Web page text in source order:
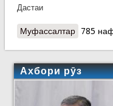
Дастаи
Муфассалтаро785
Ахбори рӯз